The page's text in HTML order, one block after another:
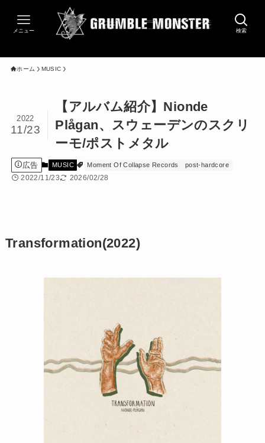
検索
メニュー
ホーム MUSIC
【アルバム紹介】Nionde
Plågan、スウェーデンのスクリ
ーモ/ポストメタル
2022
11/23
広告 MUSIC Moment Of Collapse Records post-hardcore
2022/11/23 2026/02/28
Transformation(2022)